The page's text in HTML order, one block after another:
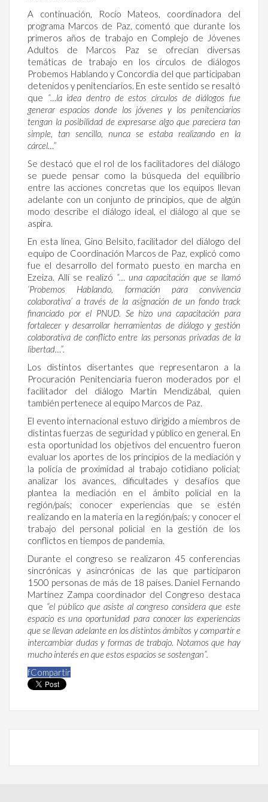
A continuación, Rocío Mateos, coordinadora del
programa Marcos de Paz, comentó que durante los
primeros años de trabajo en Complejo de Jóvenes
Adultos de Marcos Paz se ofrecían diversas
temáticas de trabajo en los círculos de diálogos
Probemos Hablando y Concordia del que participaban
detenidos y penitenciarios. En este sentido se resaltó
que “…la idea dentro de estos círculos de diálogos fue
generar espacios donde los jóvenes y los penitenciarios
tengan la posibilidad de expresarse algo que pareciera tan
simple, tan sencillo, nunca se estaba realizando en la
cárcel…”
Se destacó que el rol de los facilitadores del diálogo
se puede pensar como la búsqueda del equilibrio
entre las acciones concretas que los equipos llevan
adelante con un conjunto de principios, que de algún
modo describe el diálogo ideal, el diálogo al que se
aspira.
En esta línea, Gino Belsito, facilitador del diálogo del
equipo de Coordinación Marcos de Paz, explicó como
fue el desarrollo del formato puesto en marcha en
Ezeiza. Allí se realizó “… una capacitación que se llamó
‘Probemos Hablando, formación para convivencia
colaborativa’ a través de la asignación de un fondo track
financiado por el PNUD. Se hizo una capacitación para
fortalecer y desarrollar herramientas de diálogo y gestión
colaborativa de conflicto entre las personas privadas de la
libertad…”.
Los distintos disertantes que representaron a la
Procuración Penitenciaria fueron moderados por el
facilitador del diálogo Martin Mendizábal, quien
también pertenece al equipo Marcos de Paz.
El evento internacional estuvo dirigido a miembros de
distintas fuerzas de seguridad y público en general. En
esta oportunidad los objetivos del encuentro fueron
evaluar los aportes de los principios de la mediación y
la policía de proximidad al trabajo cotidiano policial;
analizar los avances, dificultades y desafíos que
plantea la mediación en el ámbito policial en la
región/país; conocer experiencias que se estén
realizando en la materia en la región/país; y conocer el
trabajo del personal policial en la gestión de los
conflictos en tiempos de pandemia.
Durante el congreso se realizaron 45 conferencias
sincrónicas y asincrónicas de las que participaron
1500 personas de más de 18 países. Daniel Fernando
Martínez Zampa coordinador del Congreso destaca
que “el público que asiste al congreso considera que este
espacio es una oportunidad para conocer las experiencias
que se llevan adelante en los distintos ámbitos y compartir e
intercambiar dudas y formas de trabajo. Notamos que hay
mucho interés en que estos espacios se sostengan”.
fCompartir